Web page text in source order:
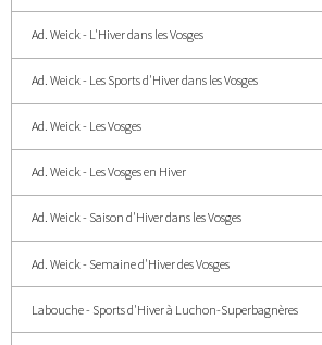
Ad. Weick - L'Hiver dans les Vosges
Ad. Weick - Les Sports d'Hiver dans les Vosges
Ad. Weick - Les Vosges
Ad. Weick - Les Vosges en Hiver
Ad. Weick - Saison d'Hiver dans les Vosges
Ad. Weick - Semaine d'Hiver des Vosges
Labouche - Sports d'Hiver à Luchon-Superbagnères